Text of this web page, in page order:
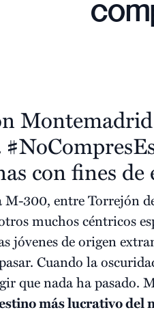
con fines
300, entre Torrejón
muchos céntricos
jóvenes de origen
Cuando la
que nada ha pasado.
más lucrativo del